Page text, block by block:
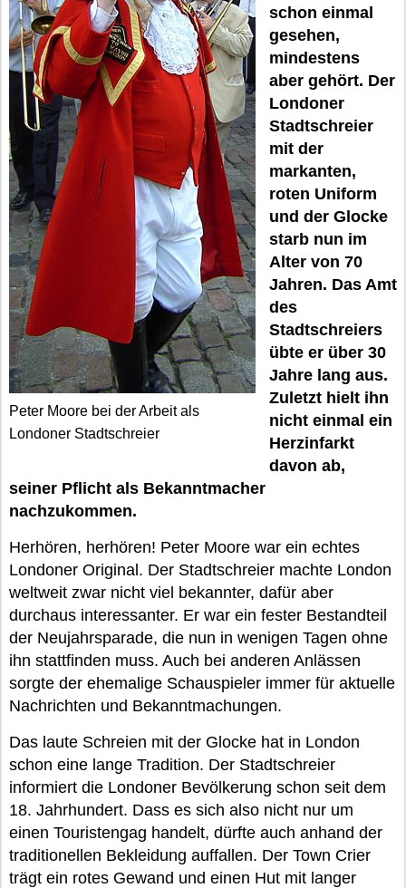
Peter Moore bei der Arbeit als
Londoner Stadtschreier
schon einmal
gesehen,
mindestens
aber gehört. Der
Londoner
Stadtschreier
mit der
markanten,
roten Uniform
und der Glocke
starb nun im
Alter von 70
Jahren. Das Amt
des
Stadtschreiers
übte er über 30
Jahre lang aus.
Zuletzt hielt ihn
nicht einmal ein
Herzinfarkt
davon ab,
seiner Pflicht als Bekanntmacher
nachzukommen.
Herhören, herhören! Peter Moore war ein echtes
Londoner Original. Der Stadtschreier machte London
weltweit zwar nicht viel bekannter, dafür aber
durchaus interessanter. Er war ein fester Bestandteil
der Neujahrsparade, die nun in wenigen Tagen ohne
ihn stattfinden muss. Auch bei anderen Anlässen
sorgte der ehemalige Schauspieler immer für aktuelle
Nachrichten und Bekanntmachungen.
Das laute Schreien mit der Glocke hat in London
schon eine lange Tradition. Der Stadtschreier
informiert die Londoner Bevölkerung schon seit dem
18. Jahrhundert. Dass es sich also nicht nur um
einen Touristengag handelt, dürfte auch anhand der
traditionellen Bekleidung auffallen. Der Town Crier
trägt ein rotes Gewand und einen Hut mit langer